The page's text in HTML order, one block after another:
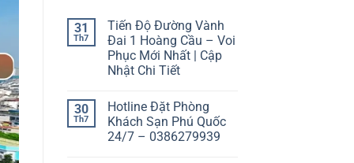
31
Th7
Tiến Độ Đường Vành
Đai 1 Hoàng Cầu – Voi
Phục Mới Nhất | Cập
Nhật Chi Tiết
30
Th7
Hotline Đặt Phòng
Khách Sạn Phú Quốc
24/7 – 0386279939